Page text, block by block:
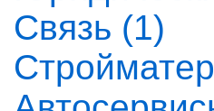
Связь (1)